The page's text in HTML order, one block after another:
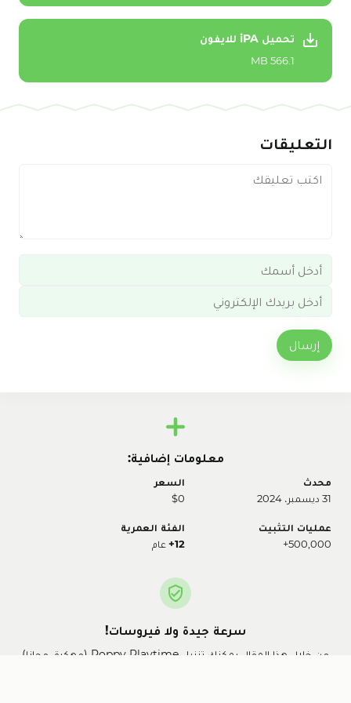
تحميل iPA للايفون
566.1 MB
التعليقات
إرسال
معلومات إضافية:
محدث
31 ديسمبر، 2024
السعر
$0
عمليات التثبيت
500,000+
الفئة العمرية
12+ عام
سرعة جيدة ولا فيروسات!
من خلال هذا المقال يمكنك تنزيل Poppy Playtime (مهكرة, مجانا)